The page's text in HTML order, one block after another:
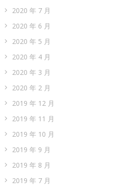
2020 年 7 月
2020 年 6 月
2020 年 5 月
2020 年 4 月
2020 年 3 月
2020 年 2 月
2019 年 12 月
2019 年 11 月
2019 年 10 月
2019 年 9 月
2019 年 8 月
2019 年 7 月